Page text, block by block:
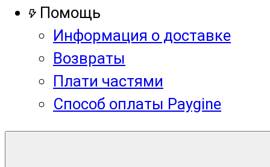
Помощь
Информация о доставке
Возвраты
Плати частями
Способ оплаты Paygine